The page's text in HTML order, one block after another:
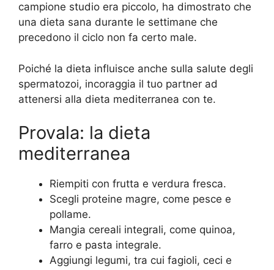
campione studio era piccolo, ha dimostrato che
una dieta sana durante le settimane che
precedono il ciclo non fa certo male.
Poiché la dieta influisce anche sulla salute degli
spermatozoi, incoraggia il tuo partner ad
attenersi alla dieta mediterranea con te.
Provala: la dieta
mediterranea
Riempiti con frutta e verdura fresca.
Scegli proteine magre, come pesce e
pollame.
Mangia cereali integrali, come quinoa,
farro e pasta integrale.
Aggiungi legumi, tra cui fagioli, ceci e